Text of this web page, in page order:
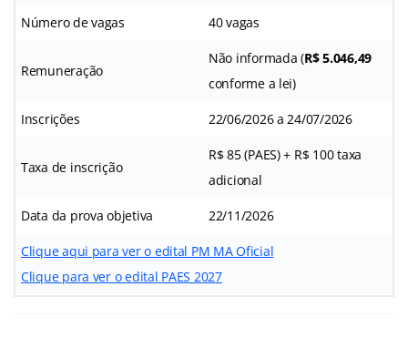
Número de vagas 40 vagas
Remuneração
Não informada (R$ 5.046,49
conforme a lei)
Inscrições 22/06/2026 a 24/07/2026
Taxa de inscrição
R$ 85 (PAES) + R$ 100 taxa
adicional
Data da prova objetiva 22/11/2026
Clique aqui para ver o edital PM MA Oficial
Clique para ver o edital PAES 2027